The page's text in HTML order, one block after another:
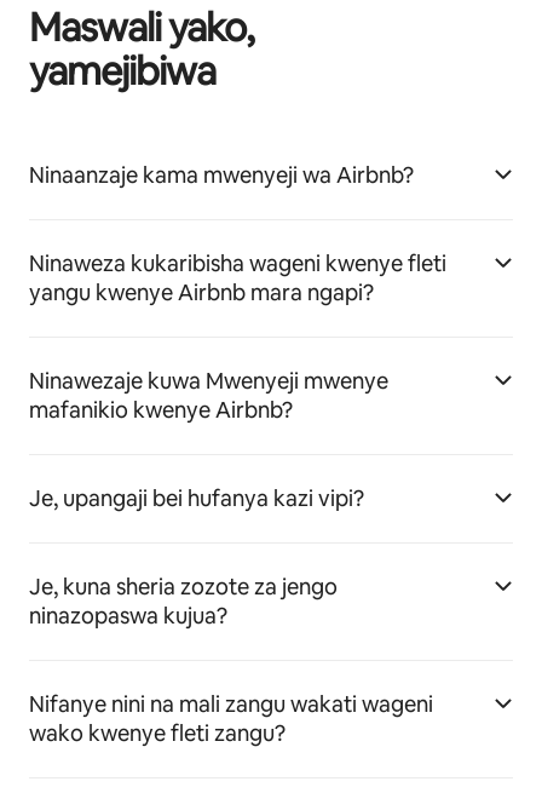
Maswali yako,
yamejibiwa
Ninaanzaje kama mwenyeji wa Airbnb?
Ninaweza kukaribisha wageni kwenye fleti
yangu kwenye Airbnb mara ngapi?
Ninawezaje kuwa Mwenyeji mwenye
mafanikio kwenye Airbnb?
Je, upangaji bei hufanya kazi vipi?
Je, kuna sheria zozote za jengo
ninazopaswa kujua?
Nifanye nini na mali zangu wakati wageni
wako kwenye fleti zangu?